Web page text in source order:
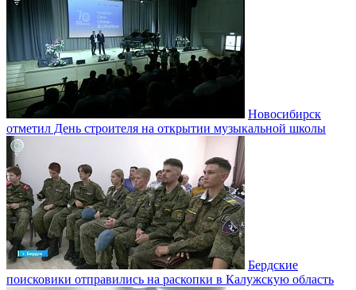
Новосибирск
отметил День строителя на открытии музыкальной школы
Бердские
поисковики отправились на раскопки в Калужскую область